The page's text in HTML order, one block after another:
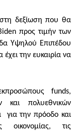
δεξίωση που θα
προς τιμήν των
Υψηλού Επιπέδου
την ευκαιρία να
funds,
και πολυεθνικών
για την πρόοδο και
οικονομίας, τις